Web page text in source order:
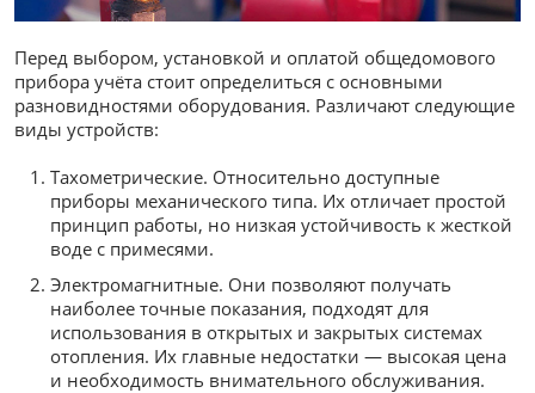
Перед выбором, установкой и оплатой общедомового
прибора учёта стоит определиться с основными
разновидностями оборудования. Различают следующие
виды устройств:
Тахометрические. Относительно доступные
приборы механического типа. Их отличает простой
принцип работы, но низкая устойчивость к жесткой
воде с примесями.
Электромагнитные. Они позволяют получать
наиболее точные показания, подходят для
использования в открытых и закрытых системах
отопления. Их главные недостатки — высокая цена
и необходимость внимательного обслуживания.